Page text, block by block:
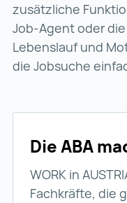
zusätzliche
Job-Agent oder
Lebenslauf und
die Jobsuche
Die ABA
WORK in
Fachkräfte, die